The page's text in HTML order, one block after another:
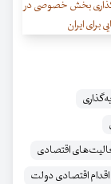
بخش خصوصی در
برای ایران
اقتصادی
اقدام اقتصادی دولت